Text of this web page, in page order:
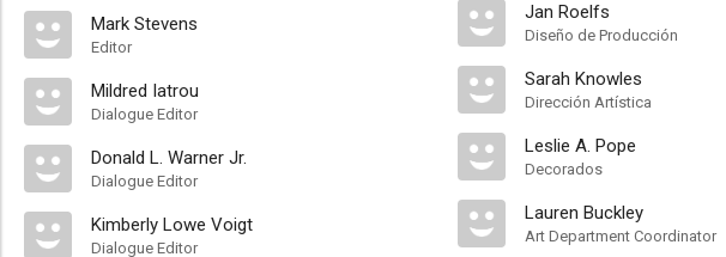
Mark Stevens
Editor
Mildred Iatrou
Dialogue Editor
Donald L. Warner Jr.
Dialogue Editor
Kimberly Lowe Voigt
Dialogue Editor
Jan Roelfs
Diseño de Producción
Sarah Knowles
Dirección Artística
Leslie A. Pope
Decorados
Lauren Buckley
Art Department Coordinator